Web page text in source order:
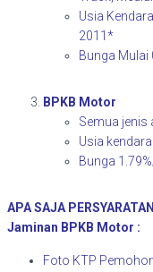
Usia
2011*
Bunga Mulai
BPKB Motor
Semua jenis
Usia
Bunga
APA SAJA
Jaminan BPKB Motor :
Foto KTP